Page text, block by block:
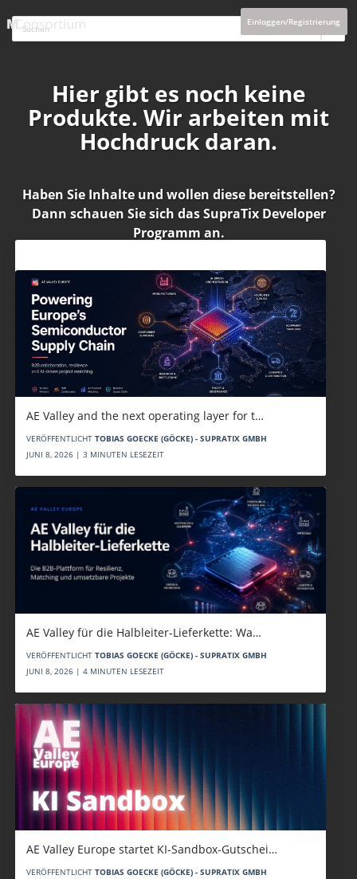
Einloggen/Registrierung
Hier gibt es noch keine
Produkte. Wir arbeiten mit
Hochdruck daran.
Haben Sie Inhalte und wollen diese bereitstellen?
Dann schauen Sie sich dasSupraTix Developer
Programm an.
AE Valley and the next operating layer for t…
VERÖFFENTLICHT TOBIAS GOECKE (GÖCKE) - SUPRATIX GMBH
JUNI 8, 2026 | 3 MINUTEN LESEZEIT
AE Valley für die Halbleiter-Lieferkette: Wa…
VERÖFFENTLICHT TOBIAS GOECKE (GÖCKE) - SUPRATIX GMBH
JUNI 8, 2026 | 4 MINUTEN LESEZEIT
AE Valley Europe startet KI-Sandbox-Gutschei…
VERÖFFENTLICHT TOBIAS GOECKE (GÖCKE) - SUPRATIX GMBH